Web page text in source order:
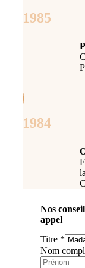
1985
1984
Nos
appel
Titre *
Nom